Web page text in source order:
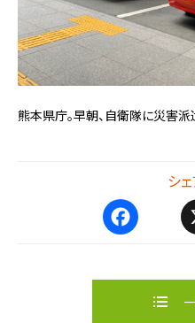
熊本県庁。早朝、自衛隊に災害派
シ
e